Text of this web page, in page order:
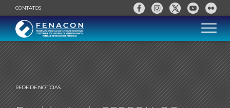
CONTATOS
REDE DE NOTÍCIAS